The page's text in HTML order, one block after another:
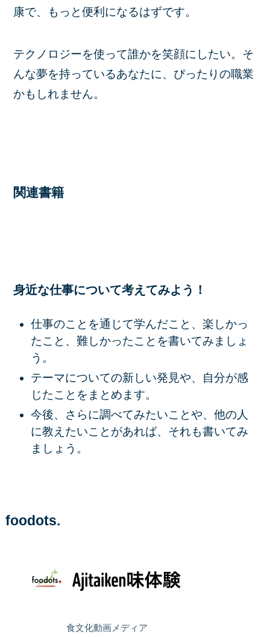
康で、もっと便利になるはずです。
テクノロジーを使って誰かを笑顔にしたい。そ
んな夢を持っているあなたに、ぴったりの職業
かもしれません。
関連書籍
身近な仕事について考えてみよう！
仕事のことを通じて学んだこと、楽しかっ
たこと、難しかったことを書いてみましょ
う。
テーマについての新しい発見や、自分が感
じたことをまとめます。
今後、さらに調べてみたいことや、他の人
に教えたいことがあれば、それも書いてみ
ましょう。
foodots.
食文化動画メディア